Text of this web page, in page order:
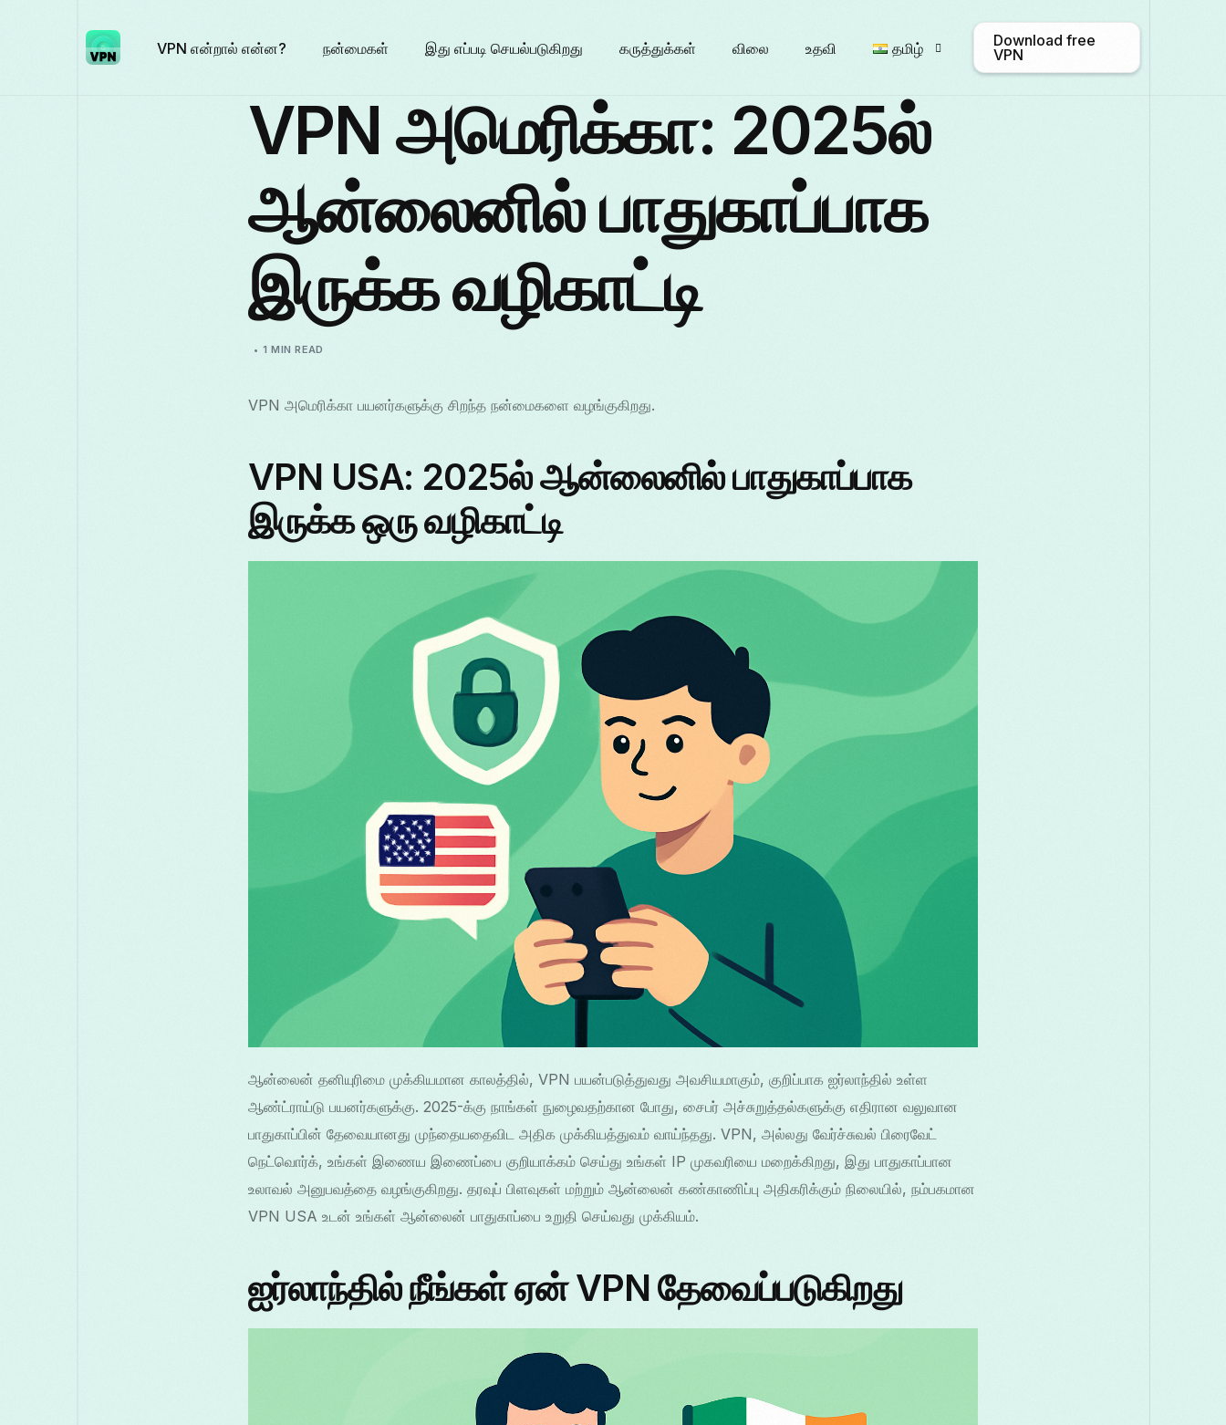
VPN என்றால் என்ன? நன்மைகள் இது எப்படி செயல்படுகிறது கருத்துக்கள் விலை உதவி தமிழ்
Български
Română
Download free
VPN
VPN அமெரிக்கா: 2025ல்
ஆன்லைனில் பாதுகாப்பாக
இருக்க வழிகாட்டி
1 MIN READ
VPN அமெரிக்கா பயனர்களுக்கு சிறந்த நன்மைகளை வழங்குகிறது.
VPN USA: 2025ல் ஆன்லைனில் பாதுகாப்பாக
இருக்க ஒரு வழிகாட்டி
ஆன்லைன் தனியுரிமை முக்கியமான காலத்தில், VPN பயன்படுத்துவது அவசியமாகும், குறிப்பாக ஐர்லாந்தில் உள்ள
ஆண்ட்ராய்டு பயனர்களுக்கு. 2025-க்கு நாங்கள் நுழைவதற்கான போது, சைபர் அச்சுறுத்தல்களுக்கு எதிரான வலுவான
பாதுகாப்பின் தேவையானது முந்தையதைவிட அதிக முக்கியத்துவம் வாய்ந்தது. VPN, அல்லது வேர்ச்சுவல் பிரைவேட்
நெட்வொர்க், உங்கள் இணைய இணைப்பை குறியாக்கம் செய்து உங்கள் IP முகவரியை மறைக்கிறது, இது பாதுகாப்பான
உலாவல் அனுபவத்தை வழங்குகிறது. தரவுப் பிளவுகள் மற்றும் ஆன்லைன் கண்காணிப்பு அதிகரிக்கும் நிலையில், நம்பகமான
VPN USA உடன் உங்கள் ஆன்லைன் பாதுகாப்பை உறுதி செய்வது முக்கியம்.
ஐர்லாந்தில் நீங்கள் ஏன் VPN தேவைப்படுகிறது